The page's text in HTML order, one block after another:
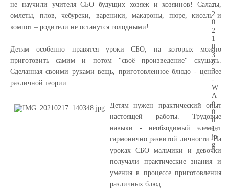
не научили учителя СБО будущих хозяек и хозяинов! Салаты,
омлеты, плов, чебуреки, вареники, макароны, пюре, кисель и
компот – родители не останутся голодными!
Детям особенно нравятся уроки СБО, на которых можно
приготовить самим и потом "своё произведение" скушать.
Сделанная своими руками вещь, приготовленное блюдо - ценнее
различной теории.
Детям нужен практический опыт
настоящей работы. Трудовые
навыки - необходимый элемент
гармонично развитой личности. На
уроках СБО мальчики и девочки
получали практические знания и
умения в процессе приготовления
различных блюд.